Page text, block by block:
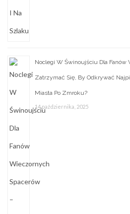
Noclegi W Świnoujściu Dla
Zatrzymać Się, By Odkrywać
Miasta Po Zmroku?
14 października, 2025